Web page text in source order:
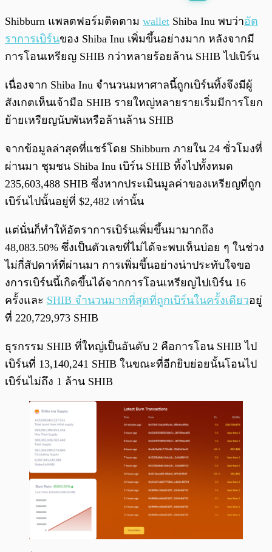
0:00
Shibburn แพลตฟอร์มติดตาม wallet Shiba Inu พบว่าอัต
ราการเบิร์นของ Shiba Inu เพิ่มขึ้นอย่างมาก หลังจากมี
การโอนเหรียญ SHIB กว่าหลายร้อยล้าน SHIB ไปเบิร์น
เนื่องจาก Shiba Inu จำนวนมหาศาลนี้ถูกเบิร์นทิ้งจึงมีผู้
สังเกตเห็นเจ้ามือ SHIB รายใหญ่หลายรายเริ่มมีการโยก
ย้ายเหรียญนับพันหรือล้านล้าน SHIB
จากข้อมูลล่าสุดที่แชร์โดย Shibburn ภายใน 24 ชั่วโมงที่
ผ่านมา ชุมชน Shiba Inu เบิร์น SHIB ทิ้งไปทั้งหมด
235,603,488 SHIB ซึ่งหากประเมินมูลค่าของเหรียญที่ถูก
เบิร์นไปนั้นอยู่ที่ $2,482 เท่านั้น
แต่นั่นก็ทำให้อัตราการเบิร์นเพิ่มขึ้นมามากถึง
48,083.50% ซึ่งเป็นตัวเลขที่ไม่ได้จะพบเห็นบ่อย ๆ ในช่วง
ไม่กี่สัปดาห์ที่ผ่านมา การเพิ่มขึ้นอย่างน่าประทับใจขอ
งการเบิร์นนี้เกิดขึ้นได้จากการโอนเหรียญไปเบิร์น 16
ครั้งและ SHIB จำนวนมากที่สุดที่ถูกเบิร์นในครั้งเดียวอยู่
ที่ 220,729,973 SHIB
ธุรกรรม SHIB ที่ใหญ่เป็นอันดับ 2 คือการโอน SHIB ไป
เบิร์นที่ 13,140,241 SHIB ในขณะที่อีกยิบย่อยนั้นโอนไป
เบิร์นไม่ถึง 1 ล้าน SHIB